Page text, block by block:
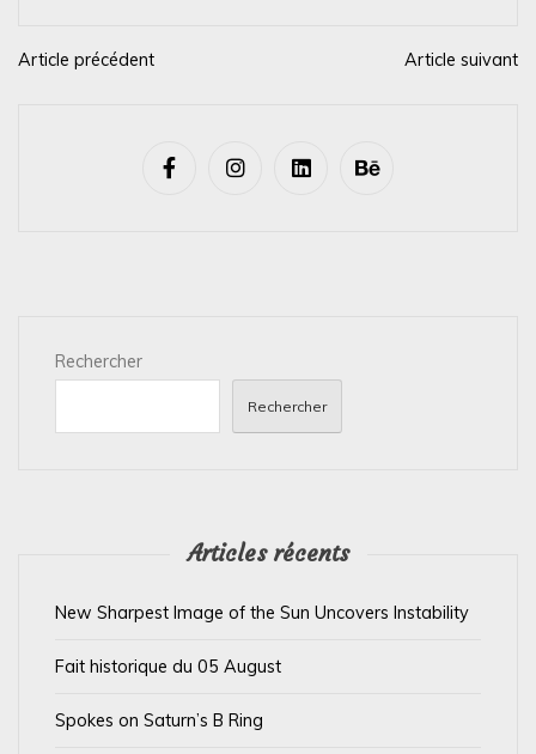
N
Article précédent Article suivant
Rechercher
Rechercher
Articles récents
New Sharpest Image of the Sun Uncovers Instability
Fait historique du 05 August
Spokes on Saturn’s B Ring